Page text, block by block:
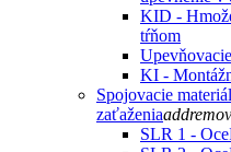
KID -
tŕňom
KI -
Spojovacie
zaťaženiaadd
SLR 1 -